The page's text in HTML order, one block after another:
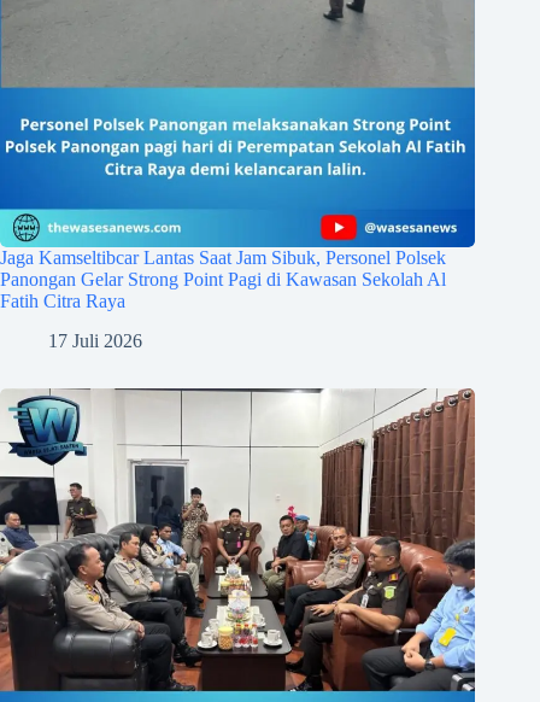
Jaga Kamseltibcar Lantas Saat Jam Sibuk, Personel Polsek
Panongan Gelar Strong Point Pagi di Kawasan Sekolah Al
Fatih Citra Raya
17 Juli 2026